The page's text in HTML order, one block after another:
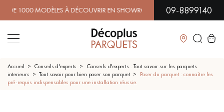
MODÈLES À DÉCOUVRIR EN SHOWROOM |09-8899140
Fermer
Accueil Conseils d'experts
Conseils d'experts : Tout savoir sur les parquets
interieurs
Tout savoir pour bien poser son parquet
Poser du parquet : connaître les
pré-requis indispensables pour une installation réussie.